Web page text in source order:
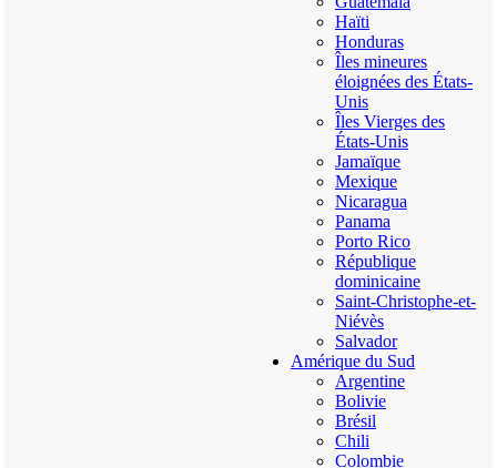
Haïti
Honduras
Îles mineures
éloignées des États-
Unis
Îles Vierges des
États-Unis
Jamaïque
Mexique
Nicaragua
Panama
Porto Rico
République
dominicaine
Saint-Christophe-et-
Niévès
Salvador
Amérique du Sud
Argentine
Bolivie
Brésil
Chili
Colombie